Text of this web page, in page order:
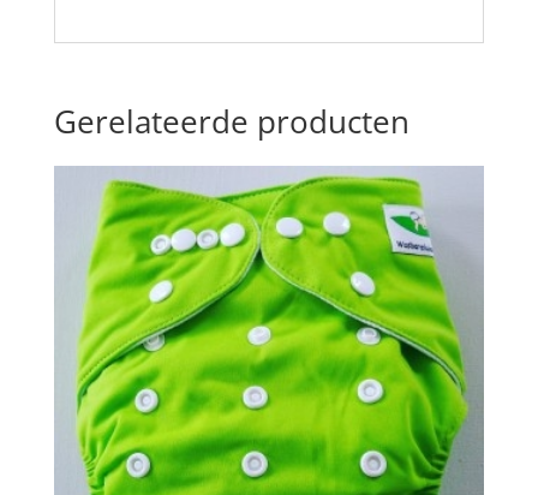
Gerelateerde producten